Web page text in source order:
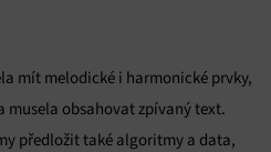
mít melodické i harmonické prvky,
musela obsahovat zpívaný text.
předložit také algoritmy a data,